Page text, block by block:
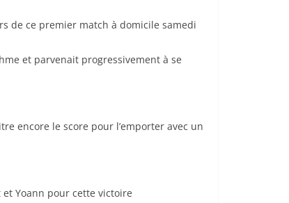
de ce premier match à domicile samedi
et parvenait progressivement à se
encore le score pour l’emporter avec un
et Yoann pour cette victoire